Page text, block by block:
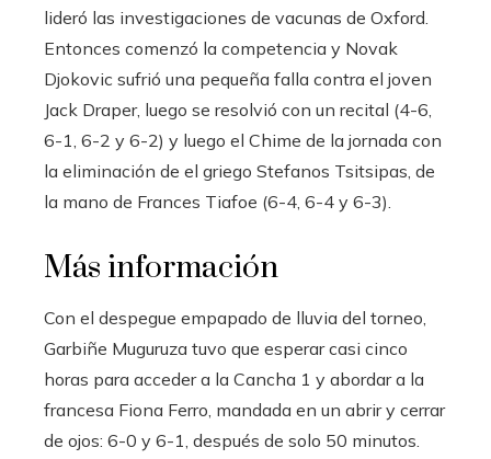
lideró las investigaciones de vacunas de Oxford.
Entonces comenzó la competencia y Novak
Djokovic sufrió una pequeña falla contra el joven
Jack Draper, luego se resolvió con un recital (4-6,
6-1, 6-2 y 6-2) y luego el Chime de la jornada con
la eliminación de el griego Stefanos Tsitsipas, de
la mano de Frances Tiafoe (6-4, 6-4 y 6-3).
Más información
Con el despegue empapado de lluvia del torneo,
Garbiñe Muguruza tuvo que esperar casi cinco
horas para acceder a la Cancha 1 y abordar a la
francesa Fiona Ferro, mandada en un abrir y cerrar
de ojos: 6-0 y 6-1, después de solo 50 minutos.